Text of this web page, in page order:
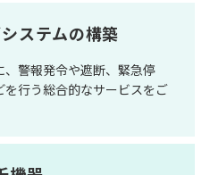
ステムの構築
警報発令や遮断、緊急停
行う総合的なサービスをご